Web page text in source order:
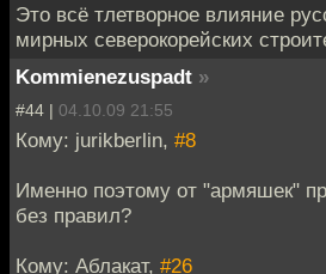
Это всё тлетворное влияние
мирных северокорейских
Kommienezuspadt »
#44 | 04.10.09 21:55
Кому: jurikberlin, #8
Именно поэтому от "армяшек"
без правил?
Кому: Аблакат, #26